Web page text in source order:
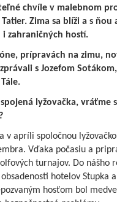
chvíle v malebnom
Zima sa blíži a s ňou
zahraničných hostí.
prípravách na zimu,
s Jozefom
lyžovačka, vráťme
v apríli spoločnou
Vďaka počasiu a
turnajov. Do nášho
hotelov Stupka
hosťom bol